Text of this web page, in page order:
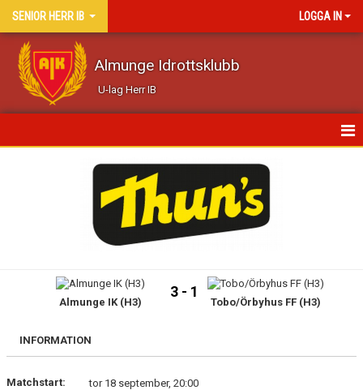
SENIOR HERR IB LOGGA IN
Almunge Idrottsklubb
U-lag Herr IB
BILDGALLERI
Almunge IK (H3)
3 - 1
Tobo/Örbyhus FF (H3)
INFORMATION
Matchstart:
tor 18 september, 20:00